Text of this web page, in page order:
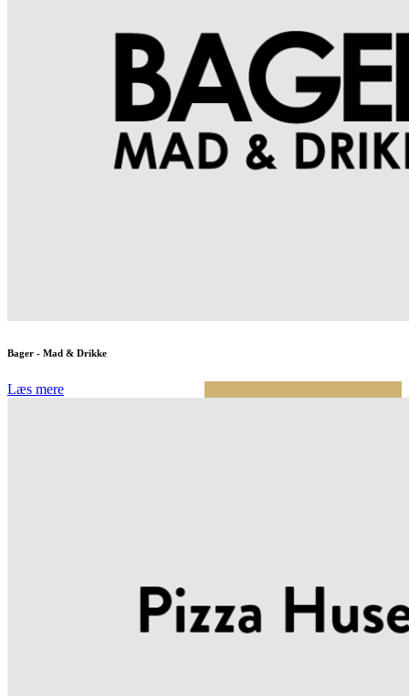
Bager - Mad & Drikke
Læs mere